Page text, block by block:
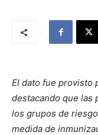
El dato fue provisto
destacando que las
los grupos de
medida de